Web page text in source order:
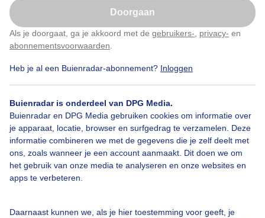
Doorgaan
Als je doorgaat, ga je akkoord met de gebruikers- privacy- en
abonnementsvoorwaarden
Heb je al een Buienradar-abonnement? Inloggen
Buienradar is onderdeel van DPG Media.
Buienradar en DPG Media gebruiken cookies om informatie over
je apparaat, locatie, browser en surfgedrag te verzamelen. Deze
informatie combineren we met de gegevens die je zelf deelt met
ons, zoals wanneer je een account aanmaakt. Dit doen we om
het gebruik van onze media te analyseren en onze websites en
apps te verbeteren.
Daarnaast kunnen we, als je hier toestemming voor geeft, je
Door: ria brasser Gemaakt: 06-07-2023, 126x bekeken
Vrijzonnigweer Toerfietsers Rustigweer
Bekijk slideshow
Klik hierom dit aan te passen